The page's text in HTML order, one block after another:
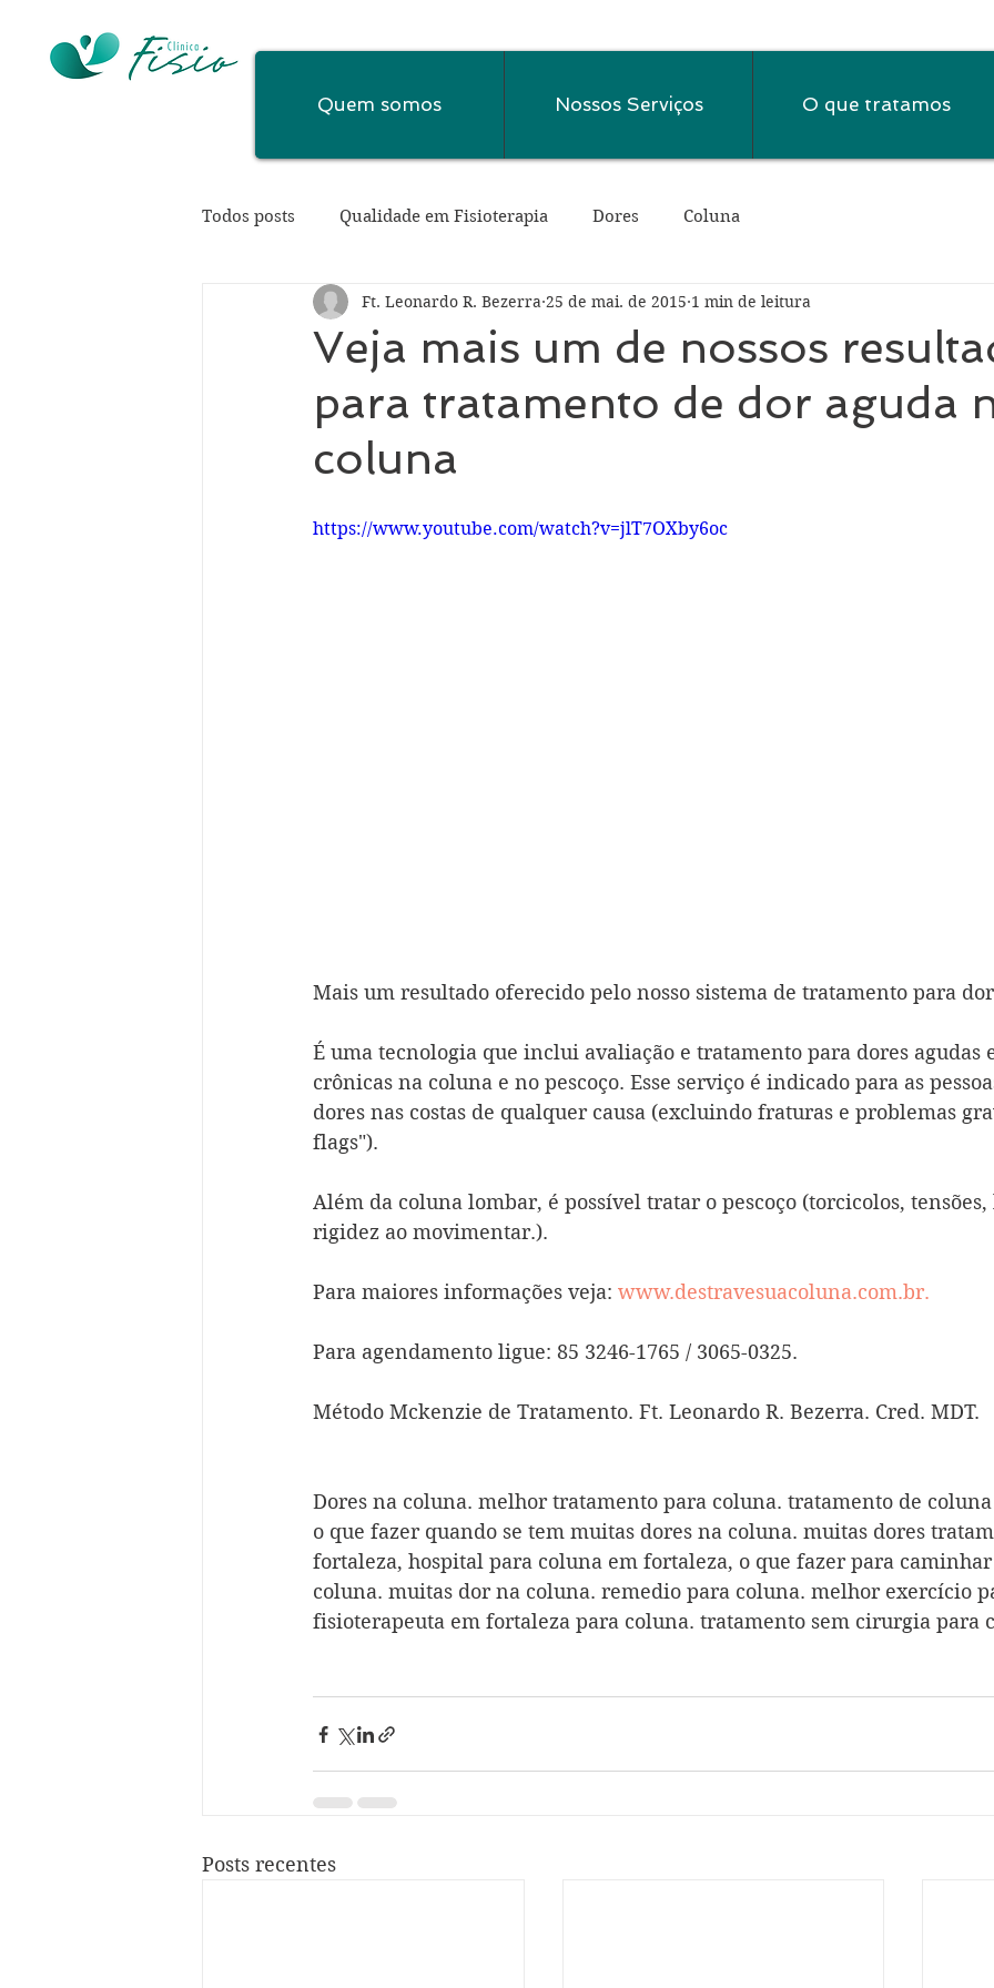
Quem somos Nossos Serviços O que tratamos
Todos posts Qualidade em Fisioterapia Dores Coluna
Veja mais um de nossos
para tratamento de dor aguda
coluna
Ft. Leonardo R. Bezerra 25 de mai. de 2015 1 min de leitura
https://www.youtube.com/watch?v=jlT7OXby6oc
Mais um resultado oferecido pelo nosso sistema de tratamento para
É uma tecnologia que inclui avaliação e tratamento para dores agudas
crônicas na coluna e no pescoço. Esse serviço é indicado para as
dores nas costas de qualquer causa (excluindo fraturas e problemas
flags").
Além da coluna lombar, é possível tratar o pescoço (torcicolos,
rigidez ao movimentar.).
Para maiores informações veja: www.destravesuacoluna.com.br.
Para agendamento ligue: 85 3246-1765 / 3065-0325.
Método Mckenzie de Tratamento. Ft. Leonardo R. Bezerra. Cred. MDT.
Dores na coluna. melhor tratamento para coluna. tratamento de
o que fazer quando se tem muitas dores na coluna. muitas dores
fortaleza, hospital para coluna em fortaleza, o que fazer para caminhar
coluna. muitas dor na coluna. remedio para coluna. melhor exercício
fisioterapeuta em fortaleza para coluna. tratamento sem cirurgia para
Posts recentes